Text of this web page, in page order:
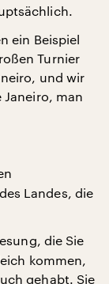
ein Beispiel
Turnier
und wir
Janeiro, man
Landes, die
die Sie
kommen,
gehabt. Sie